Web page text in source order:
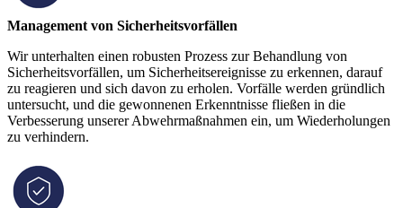
Management von Sicherheitsvorfällen
Wir unterhalten einen robusten Prozess zur Behandlung von
Sicherheitsvorfällen, um Sicherheitsereignisse zu erkennen, darauf
zu reagieren und sich davon zu erholen. Vorfälle werden gründlich
untersucht, und die gewonnenen Erkenntnisse fließen in die
Verbesserung unserer Abwehrmaßnahmen ein, um Wiederholungen
zu verhindern.